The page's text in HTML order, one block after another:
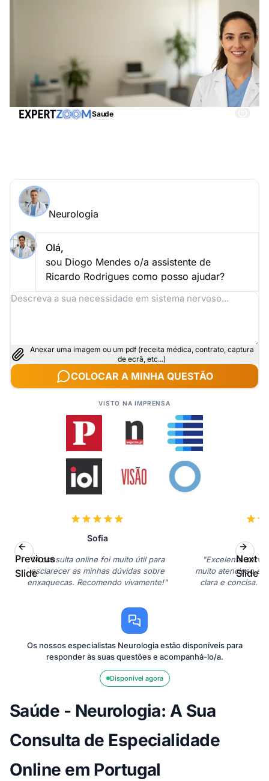
Saude
Coloque a sua questão a Ricardo Rodrigues
Neurologia
Olá,
sou Diogo Mendes o/a assistente de
Ricardo Rodrigues como posso ajudar?
Anexar uma imagem ou um pdf (receita médica, contrato, captura
de ecrã, etc...)
COLOCAR A MINHA QUESTÃO
VISTO NA IMPRENSA
Sofia
"A consulta online foi muito útil para
esclarecer as minhas dúvidas sobre
enxaquecas. Recomendo vivamente!"
"Excelente
muito atencioso e
clara e concisa.
Previous
Slide
Next
Slide
Os nossos especialistas Neurologia estão disponíveis para
responder às suas questões e acompanhá-lo/a.
Disponível agora
Saúde - Neurologia: A Sua
Consulta de Especialidade
Online em Portugal